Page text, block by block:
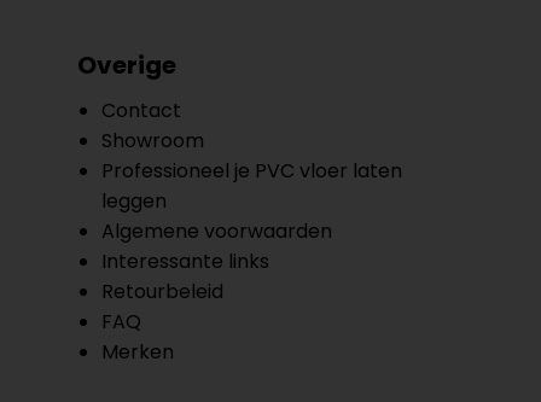
Overige
Contact
Showroom
Professioneel je PVC vloer laten
leggen
Algemene voorwaarden
Interessante links
Retourbeleid
FAQ
Merken